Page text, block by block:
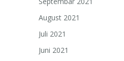
August 2021
Juli 2021
Juni 2021